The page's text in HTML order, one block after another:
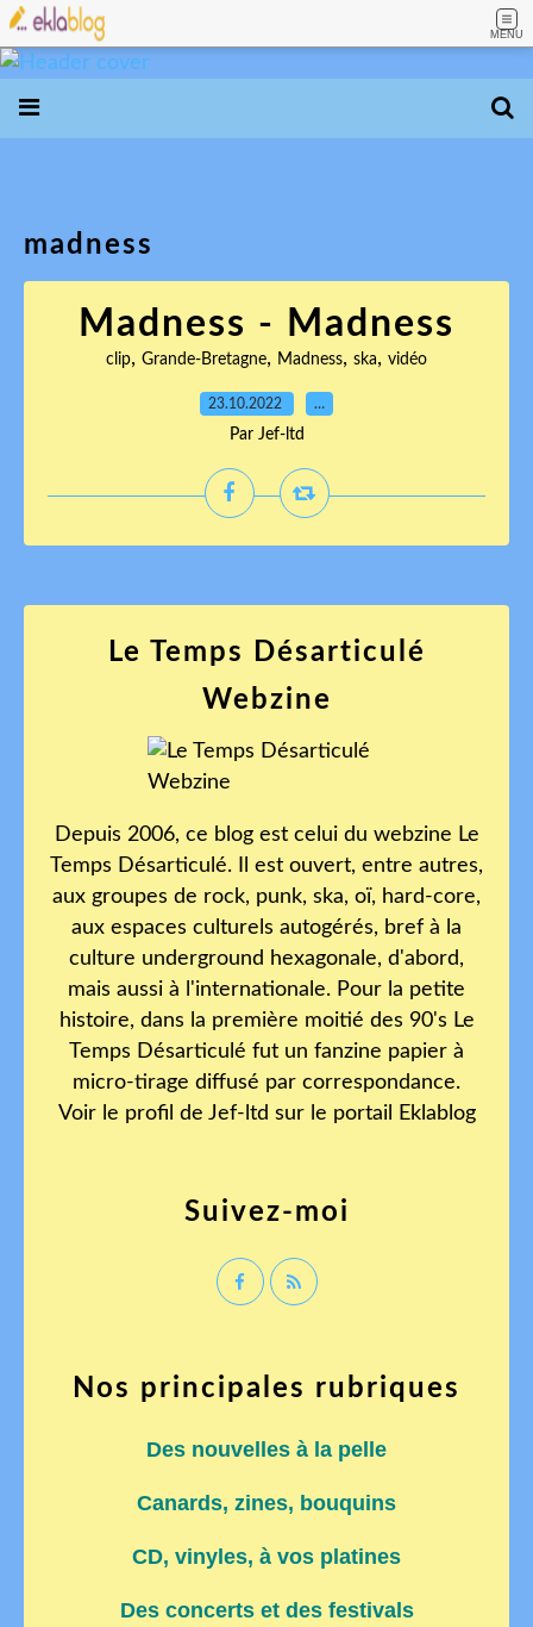
MENU
madness
Madness - Madness
clip, Grande-Bretagne, Madness, ska, vidéo
23.10.2022 …
Par Jef-ltd
Le Temps Désarticulé
Webzine
Depuis 2006, ce blog est celui du webzine Le
Temps Désarticulé. Il est ouvert, entre autres,
aux groupes de rock, punk, ska, oï, hard-core,
aux espaces culturels autogérés, bref à la
culture underground hexagonale, d'abord,
mais aussi à l'internationale. Pour la petite
histoire, dans la première moitié des 90's Le
Temps Désarticulé fut un fanzine papier à
micro-tirage diffusé par correspondance.
Voir le profil de Jef-ltd sur le portail Eklablog
Suivez-moi
Nos principales rubriques
Des nouvelles à la pelle
Canards, zines, bouquins
CD, vinyles, à vos platines
Des concerts et des festivals